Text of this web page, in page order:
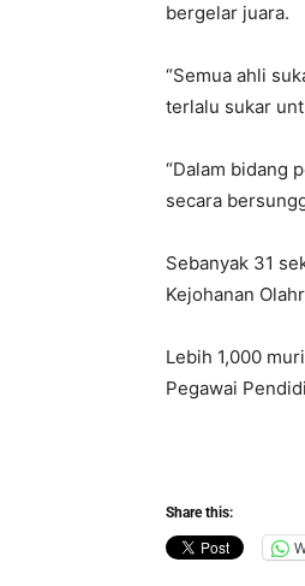
bergelar juara.
“Semua ahli
terlalu sukar
“Dalam bidang
secara
Sebanyak 31
Kejohanan
Lebih 1,000
Pegawai
Share this: